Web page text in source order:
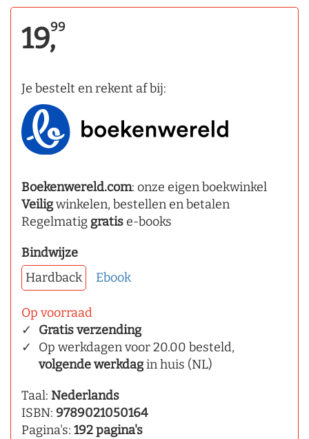
19,99
Je bestelt en rekent af bij:
Boekenwereld.com: onze eigen boekwinkel
Veiligwinkelen, bestellen en betalen
Regelmatig gratise-books
Bindwijze
Hardback
Ebook
Op voorraad
Gratis verzending
Op werkdagen voor 20.00 besteld,
volgende werkdagin huis (NL)
Taal: Nederlands
ISBN: 9789021050164
Pagina's: 192 pagina's